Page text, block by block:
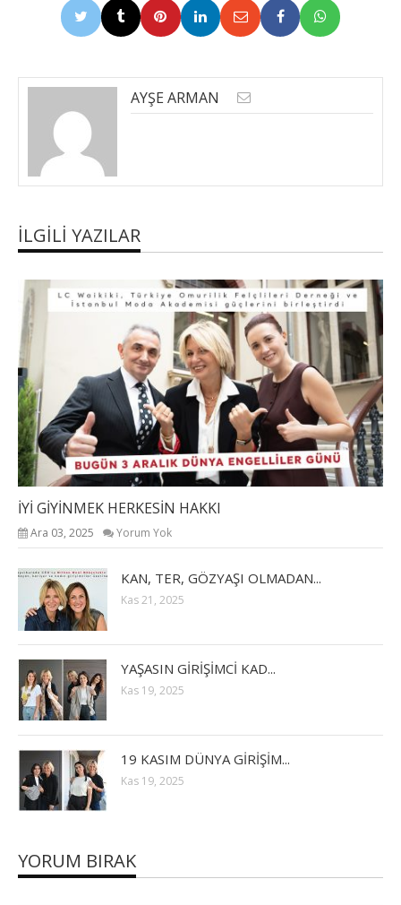
AYŞE ARMAN
İLGILI YAZILAR
İYİ GİYİNMEK HERKESİN HAKKI
Ara 03, 2025 Yorum Yok
KAN, TER, GÖZYAŞI OLMADAN...
Kas 21, 2025
YAŞASIN GİRİŞİMCİ KAD...
Kas 19, 2025
19 KASIM DÜNYA GİRİŞİM...
Kas 19, 2025
YORUM BIRAK